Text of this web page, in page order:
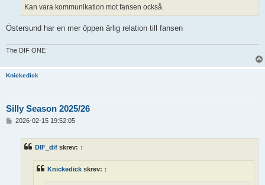
Kan vara kommunikation mot fansen också.
Östersund har en mer öppen ärlig relation till fansen
The DIF ONE
Knickedick
Silly Season 2025/26
2026-02-15 19:52:05
DIF_dif skrev: ↑
Knickedick skrev: ↑